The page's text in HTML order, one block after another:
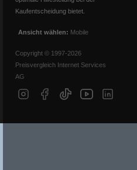
Kaufentscheidung bietet.
Ansicht wählen: Mobile
Copyright © 1997-2026
Preisvergleich Internet Services
AG